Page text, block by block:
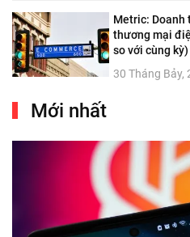
Metric: Doanh
thương mại
so với cùng kỳ)
30 Tháng Bảy,
Mới nhất